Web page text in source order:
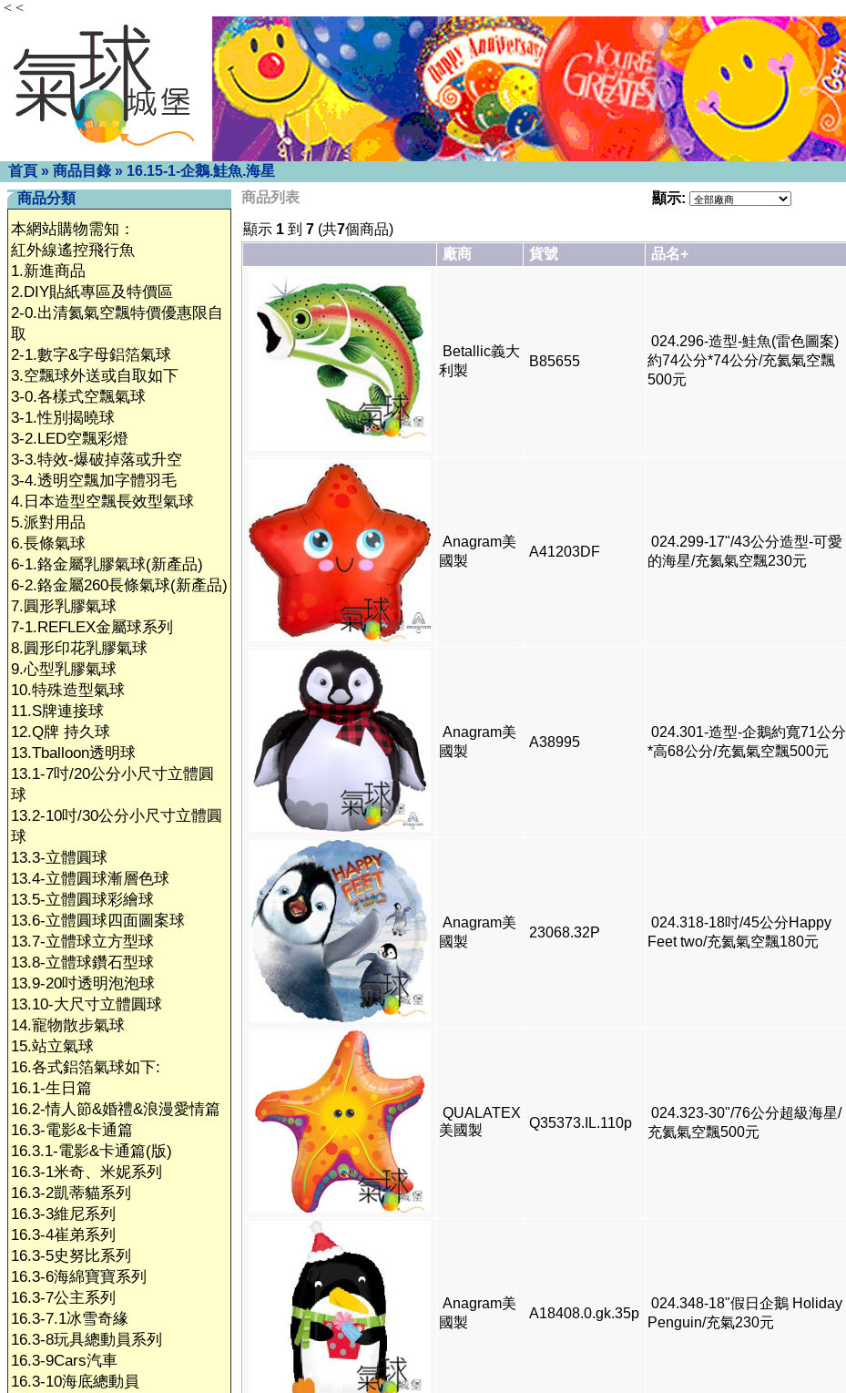
< <
首頁 » 商品目錄 » 16.15-1-企鵝.鮭魚.海星
商品分類
本網站購物需知：
紅外線遙控飛行魚
1.新進商品
2.DIY貼紙專區及特價區
2-0.出清氦氣空飄特價優惠限自
取
2-1.數字&字母鋁箔氣球
3.空飄球外送或自取如下
3-0.各樣式空飄氣球
3-1.性別揭曉球
3-2.LED空飄彩燈
3-3.特效-爆破掉落或升空
3-4.透明空飄加字體羽毛
4.日本造型空飄長效型氣球
5.派對用品
6.長條氣球
6-1.鉻金屬乳膠氣球(新產品)
6-2.鉻金屬260長條氣球(新產品)
7.圓形乳膠氣球
7-1.REFLEX金屬球系列
8.圓形印花乳膠氣球
9.心型乳膠氣球
10.特殊造型氣球
11.S牌連接球
12.Q牌 持久球
13.Tballoon透明球
13.1-7吋/20公分小尺寸立體圓
球
13.2-10吋/30公分小尺寸立體圓
球
13.3-立體圓球
13.4-立體圓球漸層色球
13.5-立體圓球彩繪球
13.6-立體圓球四面圖案球
13.7-立體球立方型球
13.8-立體球鑽石型球
13.9-20吋透明泡泡球
13.10-大尺寸立體圓球
14.寵物散步氣球
15.站立氣球
16.各式鋁箔氣球如下:
16.1-生日篇
16.2-情人節&婚禮&浪漫愛情篇
16.3-電影&卡通篇
16.3.1-電影&卡通篇(版)
16.3-1米奇、米妮系列
16.3-2凱蒂貓系列
16.3-3維尼系列
16.3-4崔弟系列
16.3-5史努比系列
16.3-6海綿寶寶系列
16.3-7公主系列
16.3-7.1冰雪奇緣
16.3-8玩具總動員系列
16.3-9Cars汽車
16.3-10海底總動員
商品列表
顯示:
顯示 1 到 7 (共7個商品)
廠商
貨號 品名+
Betallic義大
利製
B85655
024.296-造型-鮭魚(雷色圖案)
約74公分*74公分/充氦氣空飄
500元
Anagram美
國製
A41203DF
024.299-17"/43公分造型-可愛
的海星/充氦氣空飄230元
Anagram美
國製
A38995
024.301-造型-企鵝約寬71公分
*高68公分/充氦氣空飄500元
Anagram美
國製
23068.32P
024.318-18吋/45公分Happy
Feet two/充氦氣空飄180元
QUALATEX
美國製
Q35373.IL.110p
024.323-30"/76公分超級海星/
充氦氣空飄500元
Anagram美
國製
A18408.0.gk.35p
024.348-18"假日企鵝 Holiday
Penguin/充氣230元